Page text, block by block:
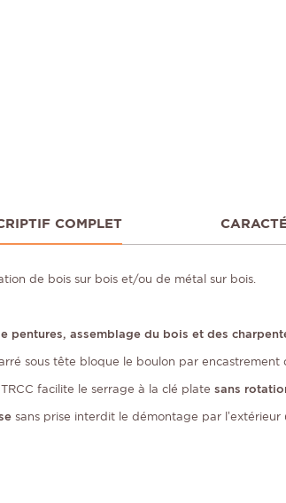
COMPLET
de bois sur bois et/ou de métal sur bois.
pentures, assemblage du bois et des
sous tête bloque le boulon par encastrement
facilite le serrage à la clé plate sans
sans prise interdit le démontage par